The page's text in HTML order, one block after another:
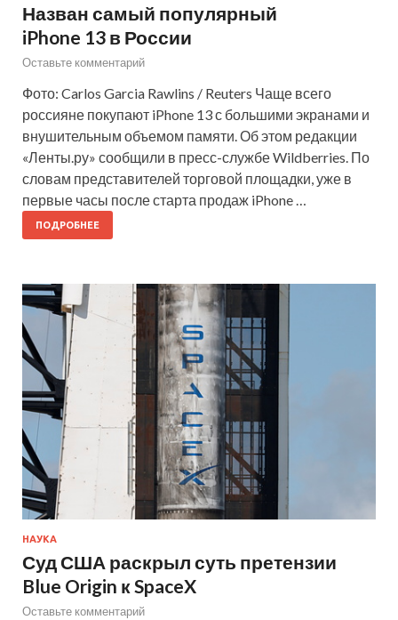
Назван самый популярный
iPhone 13 в России
Оставьте комментарий
Фото: Carlos Garcia Rawlins / Reuters Чаще всего
россияне покупают iPhone 13 с большими экранами и
внушительным объемом памяти. Об этом редакции
«Ленты.ру» сообщили в пресс-службе Wildberries. По
словам представителей торговой площадки, уже в
первые часы после старта продаж iPhone …
ПОДРОБНЕЕ
НАУКА
Суд США раскрыл суть претензии
Blue Origin к SpaceX
Оставьте комментарий